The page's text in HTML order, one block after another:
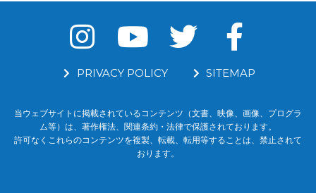
PRIVACY POLICY SITEMAP
当ウェブサイトに掲載されているコンテンツ（文書、映像、画像、プログラ
ム等）は、著作権法、関連条約・法律で保護されております。
許可なくこれらのコンテンツを複製、転載、転用等することは、禁止されて
おります。